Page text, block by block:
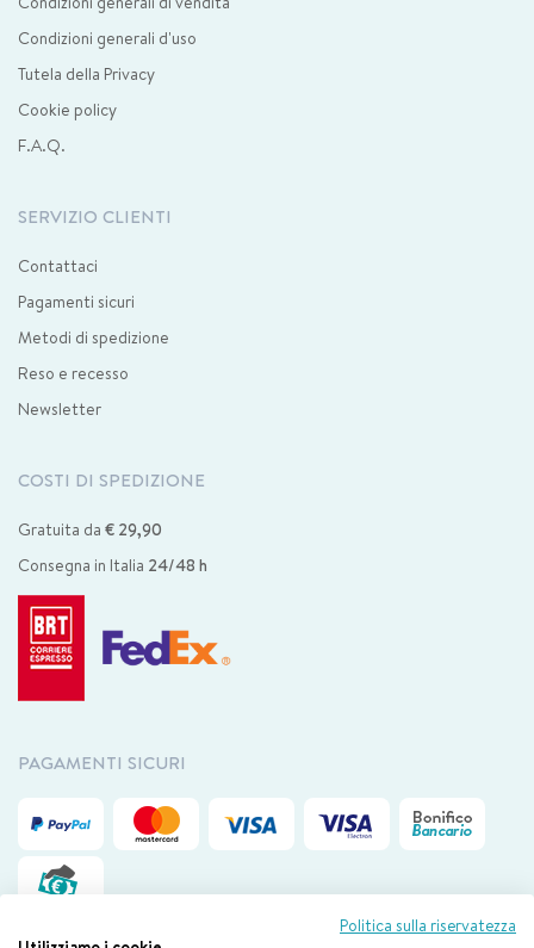
Condizioni generali d'uso
Tutela della Privacy
Cookie policy
F.A.Q.
SERVIZIO CLIENTI
Contattaci
Pagamenti sicuri
Metodi di spedizione
Reso e recesso
Newsletter
COSTI DI SPEDIZIONE
Gratuita da € 29,90
Consegna in Italia 24/48 h
PAGAMENTI SICURI
Politica sulla riservatezza